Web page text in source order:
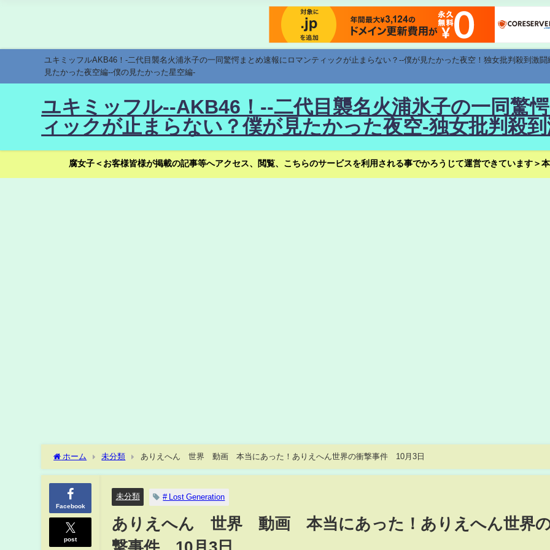
ユキミッフルAKB46！-二代目襲名火浦氷子の一同驚愕まとめ速報にロマンティックが止まらない？--僕が見たかった夜空！独女批判殺到激
見たかった夜空編--僕の見たかった星空編-
ユキミッフル--AKB46！--二代目襲名火浦氷子の一同驚
ィックが止まらない？僕が見たかった夜空-独女批判殺
腐女子＜お客様皆様が掲載の記事等へアクセス、閲覧、こちらのサービスを利用される事でかろうじて運営できています＞
ホーム 未分類 ありえへん∞世界 動画 本当にあった！ありえへん世界の衝撃事件 10月3日
Facebook
post
未分類 # Lost Generation
ありえへん∞世界 動画 本当にあった！ありえへん世界